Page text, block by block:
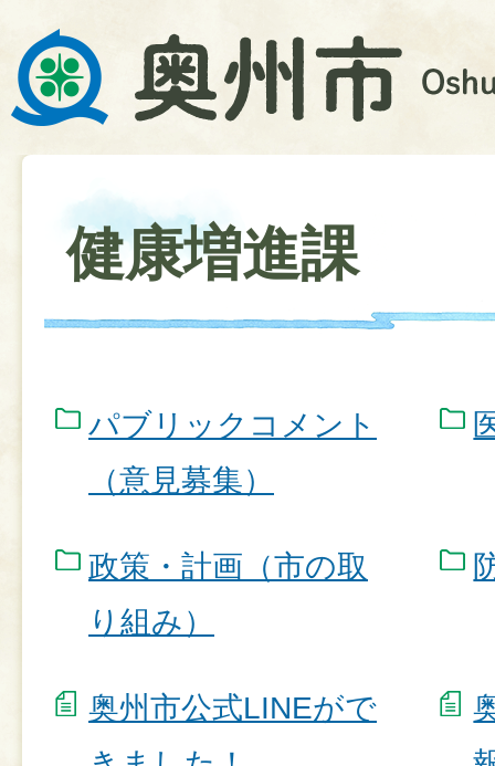
健康増進課
パブリックコメント
（意見募集）
政策・計画（市の取
り組み）
奥州市公式LINEがで